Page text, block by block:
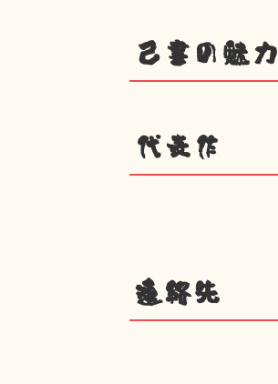
己書の魅力
代表作
連絡先